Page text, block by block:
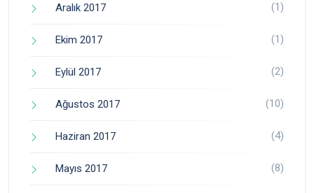
Aralık 2017 (1)
Ekim 2017 (1)
Eylül 2017 (2)
Ağustos 2017 (10)
Haziran 2017 (4)
Mayıs 2017 (8)